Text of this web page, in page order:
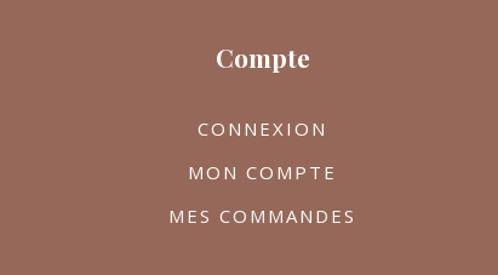
Compte
CONNEXION
MON COMPTE
MES COMMANDES